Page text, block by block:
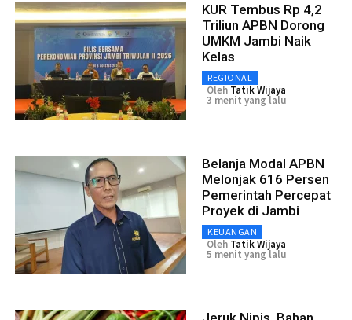
KUR Tembus Rp 4,2
Triliun APBN Dorong
UMKM Jambi Naik
Kelas
REGIONAL
Oleh Tatik Wijaya
3 menit yang lalu
Belanja Modal APBN
Melonjak 616 Persen
Pemerintah Percepat
Proyek di Jambi
KEUANGAN
Oleh Tatik Wijaya
5 menit yang lalu